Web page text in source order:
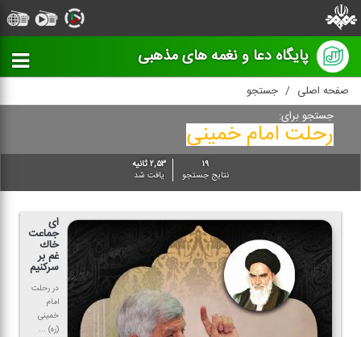
پایگاه دعا و نغمه های مذهبی
صفحه اصلی
جستجو
جستجو برای:
رحلت امام خمینی
۱۹
نتایج جستجو
۲,۵۳ ثانیه
یافت شد
ای
جماعت
خاك
غم بر
سركنیم
در رحلت
امام
خمینی
(ره) ...